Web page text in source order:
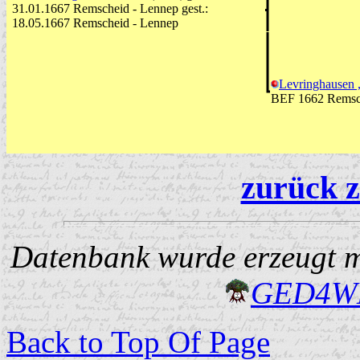
31.01.1667 Remscheid - Lennep gest.:
18.05.1667 Remscheid - Lennep
Levringhausen
BEF 1662
zurück
Datenbank wurde erzeugt
Back to Top Of Page